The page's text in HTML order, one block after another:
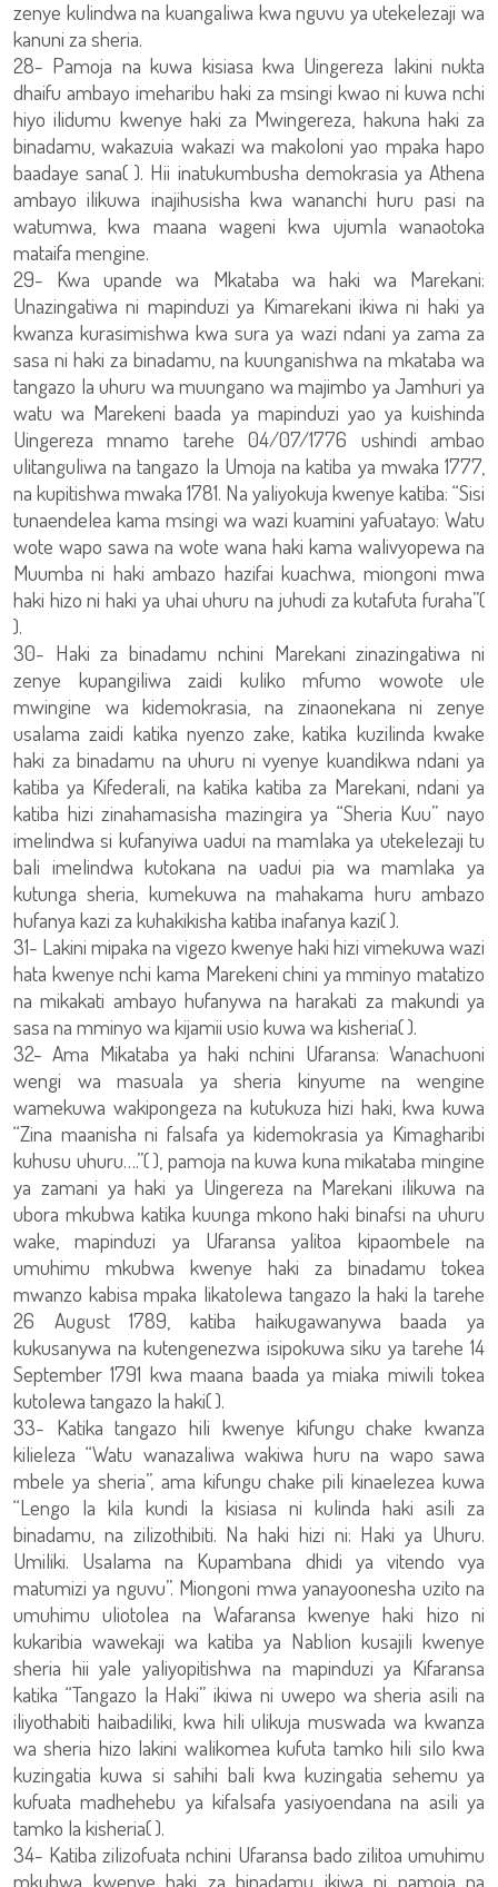
zenye kulindwa na kuangaliwa kwa nguvu ya utekelezaji wa
kanuni za sheria.
28- Pamoja na kuwa kisiasa kwa Uingereza lakini nukta
dhaifu ambayo imeharibu haki za msingi kwao ni kuwa nchi
hiyo ilidumu kwenye haki za Mwingereza, hakuna haki za
binadamu, wakazuia wakazi wa makoloni yao mpaka hapo
baadaye sana( ). Hii inatukumbusha demokrasia ya Athena
ambayo ilikuwa inajihusisha kwa wananchi huru pasi na
watumwa, kwa maana wageni kwa ujumla wanaotoka
mataifa mengine.
29- Kwa upande wa Mkataba wa haki wa Marekani:
Unazingatiwa ni mapinduzi ya Kimarekani ikiwa ni haki ya
kwanza kurasimishwa kwa sura ya wazi ndani ya zama za
sasa ni haki za binadamu, na kuunganishwa na mkataba wa
tangazo la uhuru wa muungano wa majimbo ya Jamhuri ya
watu wa Marekeni baada ya mapinduzi yao ya kuishinda
Uingereza mnamo tarehe 04/07/1776 ushindi ambao
ulitanguliwa na tangazo la Umoja na katiba ya mwaka 1777,
na kupitishwa mwaka 1781. Na yaliyokuja kwenye katiba: “Sisi
tunaendelea kama msingi wa wazi kuamini yafuatayo: Watu
wote wapo sawa na wote wana haki kama walivyopewa na
Muumba ni haki ambazo hazifai kuachwa, miongoni mwa
haki hizo ni haki ya uhai uhuru na juhudi za kutafuta furaha”(
).
30- Haki za binadamu nchini Marekani zinazingatiwa ni
zenye kupangiliwa zaidi kuliko mfumo wowote ule
mwingine wa kidemokrasia, na zinaonekana ni zenye
usalama zaidi katika nyenzo zake, katika kuzilinda kwake
haki za binadamu na uhuru ni vyenye kuandikwa ndani ya
katiba ya Kifederali, na katika katiba za Marekani, ndani ya
katiba hizi zinahamasisha mazingira ya “Sheria Kuu” nayo
imelindwa si kufanyiwa uadui na mamlaka ya utekelezaji tu
bali imelindwa kutokana na uadui pia wa mamlaka ya
kutunga sheria, kumekuwa na mahakama huru ambazo
hufanya kazi za kuhakikisha katiba inafanya kazi( ).
31- Lakini mipaka na vigezo kwenye haki hizi vimekuwa wazi
hata kwenye nchi kama Marekeni chini ya mminyo matatizo
na mikakati ambayo hufanywa na harakati za makundi ya
sasa na mminyo wa kijamii usio kuwa wa kisheria( ).
32- Ama Mikataba ya haki nchini Ufaransa: Wanachuoni
wengi wa masuala ya sheria kinyume na wengine
wamekuwa wakipongeza na kutukuza hizi haki, kwa kuwa
“Zina maanisha ni falsafa ya kidemokrasia ya Kimagharibi
kuhusu uhuru….”( ), pamoja na kuwa kuna mikataba mingine
ya zamani ya haki ya Uingereza na Marekani ilikuwa na
ubora mkubwa katika kuunga mkono haki binafsi na uhuru
wake, mapinduzi ya Ufaransa yalitoa kipaombele na
umuhimu mkubwa kwenye haki za binadamu tokea
mwanzo kabisa mpaka likatolewa tangazo la haki la tarehe
26 August 1789, katiba haikugawanywa baada ya
kukusanywa na kutengenezwa isipokuwa siku ya tarehe 14
September 1791 kwa maana baada ya miaka miwili tokea
kutolewa tangazo la haki( ).
33- Katika tangazo hili kwenye kifungu chake kwanza
kilieleza “Watu wanazaliwa wakiwa huru na wapo sawa
mbele ya sheria”, ama kifungu chake pili kinaelezea kuwa
“Lengo la kila kundi la kisiasa ni kulinda haki asili za
binadamu, na zilizothibiti. Na haki hizi ni: Haki ya Uhuru.
Umiliki. Usalama na Kupambana dhidi ya vitendo vya
matumizi ya nguvu”. Miongoni mwa yanayoonesha uzito na
umuhimu uliotolea na Wafaransa kwenye haki hizo ni
kukaribia wawekaji wa katiba ya Nablion kusajili kwenye
sheria hii yale yaliyopitishwa na mapinduzi ya Kifaransa
katika “Tangazo la Haki” ikiwa ni uwepo wa sheria asili na
iliyothabiti haibadiliki, kwa hili ulikuja muswada wa kwanza
wa sheria hizo lakini walikomea kufuta tamko hili silo kwa
kuzingatia kuwa si sahihi bali kwa kuzingatia sehemu ya
kufuata madhehebu ya kifalsafa yasiyoendana na asili ya
tamko la kisheria( ).
34- Katiba zilizofuata nchini Ufaransa bado zilitoa umuhimu
mkubwa kwenye haki za binadamu ikiwa ni pamoja na